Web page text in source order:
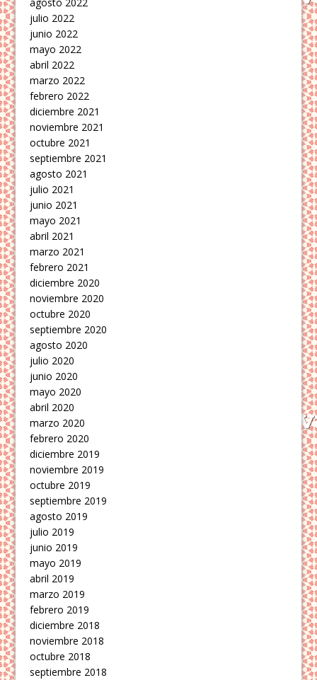
julio 2022
junio 2022
mayo 2022
abril 2022
marzo 2022
febrero 2022
diciembre 2021
noviembre 2021
octubre 2021
septiembre 2021
agosto 2021
julio 2021
junio 2021
mayo 2021
abril 2021
marzo 2021
febrero 2021
diciembre 2020
noviembre 2020
octubre 2020
septiembre 2020
agosto 2020
julio 2020
junio 2020
mayo 2020
abril 2020
marzo 2020
febrero 2020
diciembre 2019
noviembre 2019
octubre 2019
septiembre 2019
agosto 2019
julio 2019
junio 2019
mayo 2019
abril 2019
marzo 2019
febrero 2019
diciembre 2018
noviembre 2018
octubre 2018
septiembre 2018